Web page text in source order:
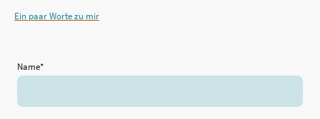
Ein paar Worte zu mir
Name*